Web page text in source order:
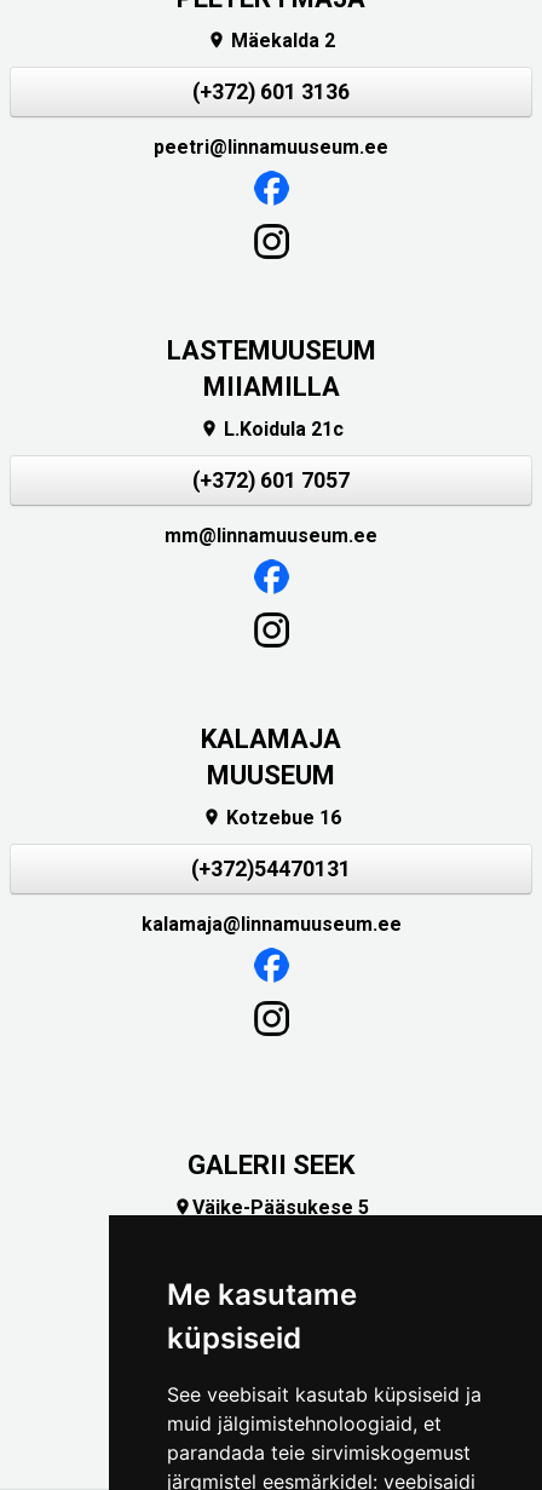
Me kasutame
küpsiseid
See veebisait kasutab küpsiseid ja
muid jälgimistehnoloogiaid, et
parandada teie sirvimiskogemust
järgmistel eesmärkidel: veebisaidi
 Mäekalda 2
(+372) 601 3136
peetri@linnamuuseum.ee
LASTEMUUSEUM
MIIAMILLA
 L.Koidula 21c
(+372) 601 7057
mm@linnamuuseum.ee
KALAMAJA
MUUSEUM
 Kotzebue 16
(+372)54470131
kalamaja@linnamuuseum.ee
GALERII SEEK
Väike-Pääsukese 5